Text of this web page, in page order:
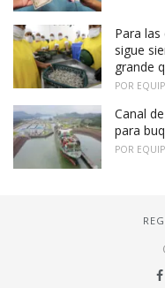
Para
sigue
grande
POR
Canal
para
POR